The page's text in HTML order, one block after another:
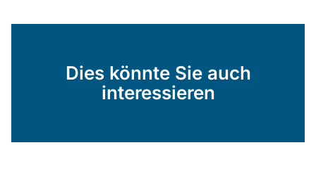
Dies könnte Sie auch
interessieren